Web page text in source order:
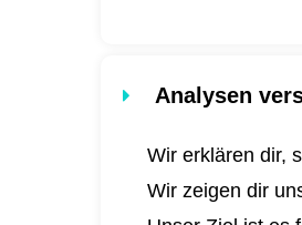
Analysen
Wir erklären dir,
Wir zeigen dir